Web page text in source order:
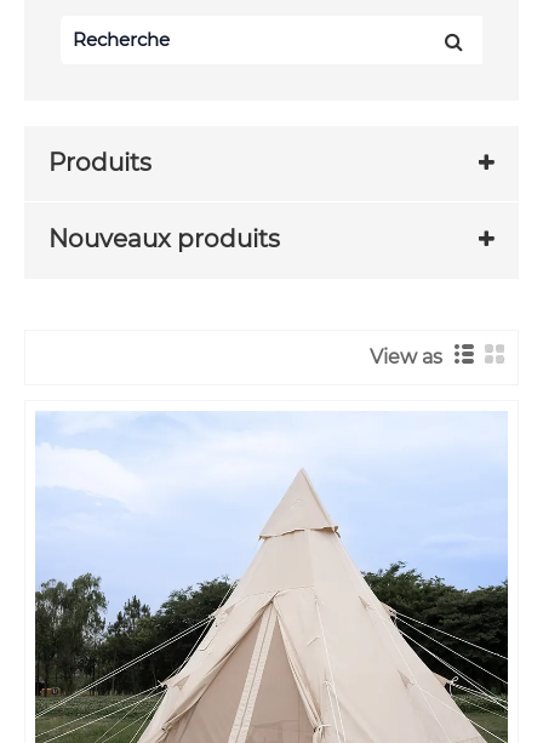
Produits
Nouveaux produits
View as